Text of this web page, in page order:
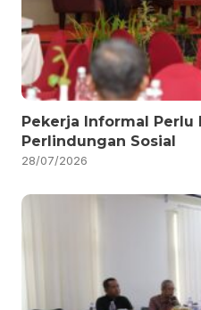
Pekerja Informal Perlu
Perlindungan Sosial
28/07/2026